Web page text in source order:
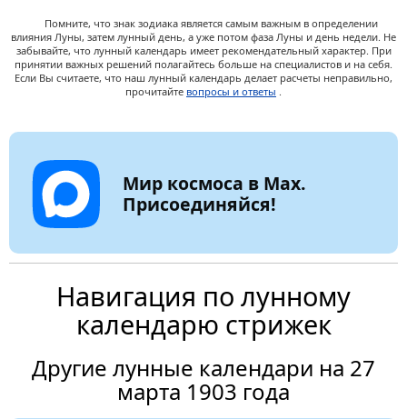
Помните, что знак зодиака является самым важным в определении
влияния Луны, затем лунный день, а уже потом фаза Луны и день недели. Не
забывайте, что лунный календарь имеет рекомендательный характер. При
принятии важных решений полагайтесь больше на специалистов и на себя.
Если Вы считаете, что наш лунный календарь делает расчеты неправильно,
прочитайте вопросы и ответы .
Мир космоса в Max.
Присоединяйся!
Навигация по лунному
календарю стрижек
Другие лунные календари на 27
марта 1903 года